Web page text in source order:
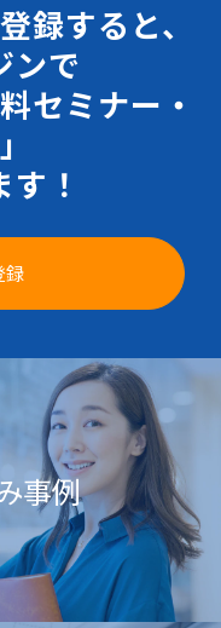
録すると、
ンで
セミナー・
！
録
事例